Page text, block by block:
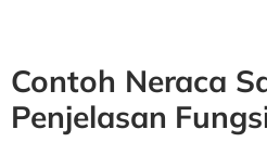
Contoh Neraca
Penjelasan